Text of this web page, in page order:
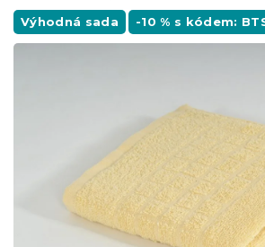
Výhodná sada -10 % s kódem: